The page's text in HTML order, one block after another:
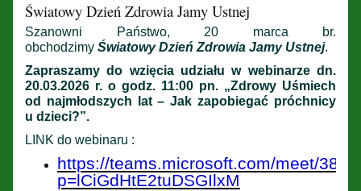
Światowy Dzień Zdrowia Jamy Ustnej
Szanowni Państwo, 20 marca br.
obchodzimy Światowy Dzień Zdrowia Jamy Ustnej.
Zapraszamy do wzięcia udziału w webinarze dn.
20.03.2026 r. o godz. 11:00 pn. „Zdrowy Uśmiech
od najmłodszych lat – Jak zapobiegać próchnicy
u dzieci?”.
LINK do webinaru :
https://teams.microsoft.com/meet/
p=lCiGdHtE2tuDSGIlxM